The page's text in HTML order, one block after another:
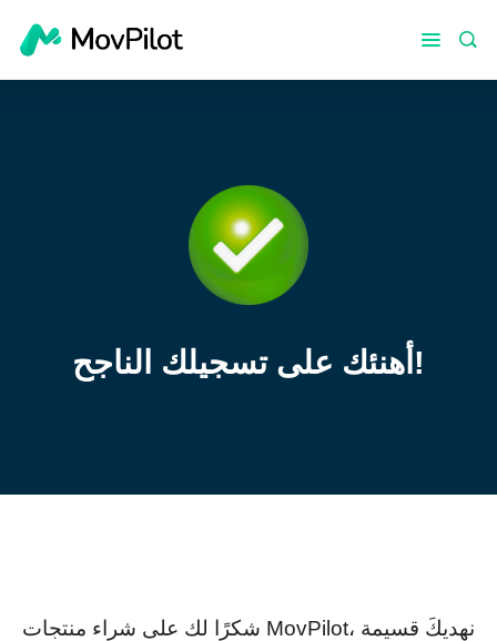
أهنئك على تسجيلك الناجح!
شكرًا لك على شراء منتجات MovPilot، نهديكَ قسيمة